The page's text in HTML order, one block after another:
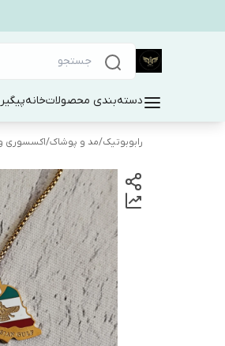
دسته‌بندی محصولاتخانه
رابوبوتیک/مد و پوشاک/اکسسوری و